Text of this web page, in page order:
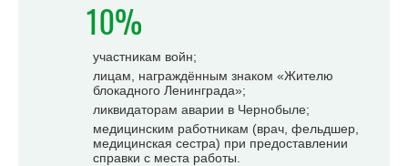
10%
участникам войн;
лицам, награждённым знаком «Жителю
блокадного Ленинграда»;
ликвидаторам аварии в Чернобыле;
медицинским работникам (врач, фельдшер,
медицинская сестра) при предоставлении
справки с места работы.